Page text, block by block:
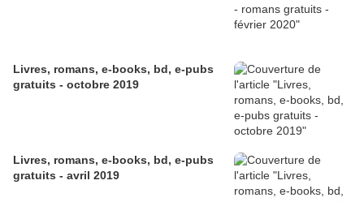
Livres, romans, e-books, bd, e-pubs
gratuits - octobre 2019
Livres, romans, e-books, bd, e-pubs
gratuits - avril 2019